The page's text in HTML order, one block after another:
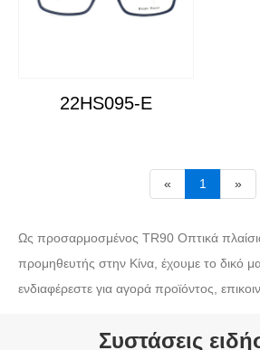
22HS095-E
« 1 »
Ως προσαρμοσμένος TR90 Οπτικά
προμηθευτής στην Κίνα, έχουμε το δικό
ενδιαφέρεστε για αγορά προϊόντος,
Συστάσεις